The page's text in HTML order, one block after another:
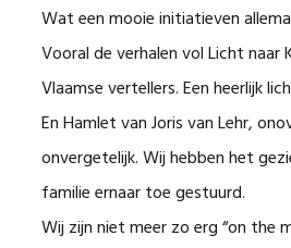
Wat een mooie initiatieven
Vooral de verhalen vol Licht
Vlaamse vertellers. Een heerlijk
En Hamlet van Joris van Lehr,
onvergetelijk. Wij hebben het
familie ernaar toe gestuurd.
Wij zijn niet meer zo erg “on the